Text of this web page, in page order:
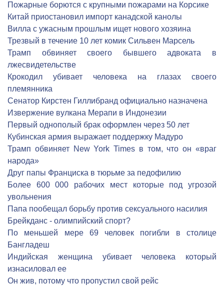
Пожарные борются с крупными пожарами на Корсике
Китай приостановил импорт канадской канолы
Вилла с ужасным прошлым ищет нового хозяина
Трезвый в течение 10 лет комик Сильвен Марсель
Трамп обвиняет своего бывшего адвоката в
лжесвидетельстве
Крокодил убивает человека на глазах своего
племянника
Сенатор Кирстен Гиллибранд официально назначена
Извержение вулкана Мерапи в Индонезии
Первый однополый брак оформлен через 50 лет
Кубинская армия выражает поддержку Мадуро
Трамп обвиняет New York Times в том, что он «враг
народа»
Друг папы Франциска в тюрьме за педофилию
Более 600 000 рабочих мест которые под угрозой
увольнения
Папа пообещал борьбу против сексуального насилия
Брейкданс - олимпийский спорт?
По меньшей мере 69 человек погибли в столице
Бангладеш
Индийская женщина убивает человека который
изнасиловал ее
Он жив, потому что пропустил свой рейс